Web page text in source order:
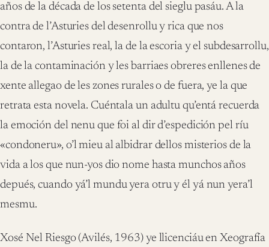
años de la década de los setenta del sieglu pasáu. A la
contra de l’Asturies del desenrollu y rica que nos
contaron, l’Asturies real, la de la escoria y el subdesarrollu,
la de la contaminación y les barriaes obreres enllenes de
xente allegao de les zones rurales o de fuera, ye la que
retrata esta novela. Cuéntala un adultu qu’entá recuerda
la emoción del nenu que foi al dir d’espedición pel ríu
«condoneru», o’l mieu al albidrar dellos misterios de la
vida a los que nun-yos dio nome hasta munchos años
depués, cuando yá’l mundu yera otru y él yá nun yera’l
mesmu.
Xosé Nel Riesgo (Avilés, 1963) ye llicenciáu en Xeografía